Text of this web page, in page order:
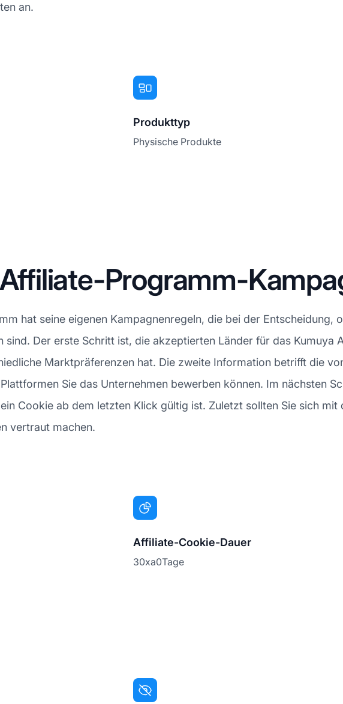
an.
Produkttyp
Physische Produkte
Programm-
hat seine eigenen Kampagnenregeln, die bei der Entscheidung,
sind. Der erste Schritt ist, die akzeptierten Länder für das Kumuya
Marktpräferenzen hat. Die zweite Information betrifft die
Sie das Unternehmen bewerben können. Im nächsten
Cookie ab dem letzten Klick gültig ist. Zuletzt sollten Sie sich
vertraut machen.
Affiliate-Cookie-Dauer
30xa0Tage